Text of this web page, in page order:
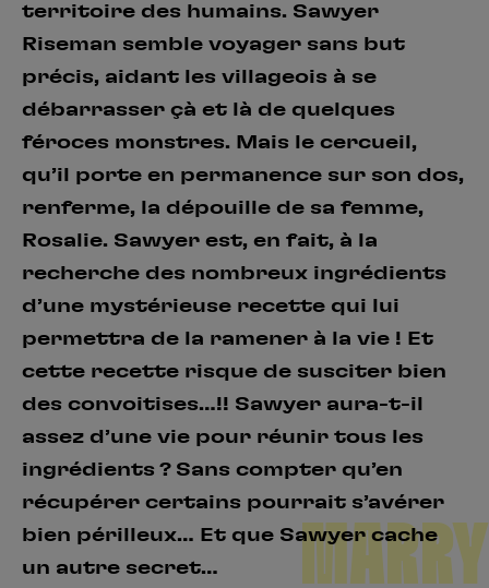
territoire des humains. Sawyer
Riseman semble voyager sans but
précis, aidant les villageois à se
débarrasser çà et là de quelques
féroces monstres. Mais le cercueil,
qu’il porte en permanence sur son dos,
renferme, la dépouille de sa femme,
Rosalie. Sawyer est, en fait, à la
recherche des nombreux ingrédients
d’une mystérieuse recette qui lui
permettra de la ramener à la vie ! Et
cette recette risque de susciter bien
des convoitises…!! Sawyer aura-t-il
assez d’une vie pour réunir tous les
ingrédients ? Sans compter qu’en
récupérer certains pourrait s’avérer
bien périlleux… Et que Sawyer cache
un autre secret…
MARRY